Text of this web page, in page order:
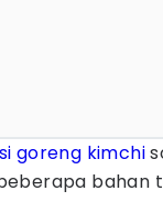
goreng kimchi
bahan